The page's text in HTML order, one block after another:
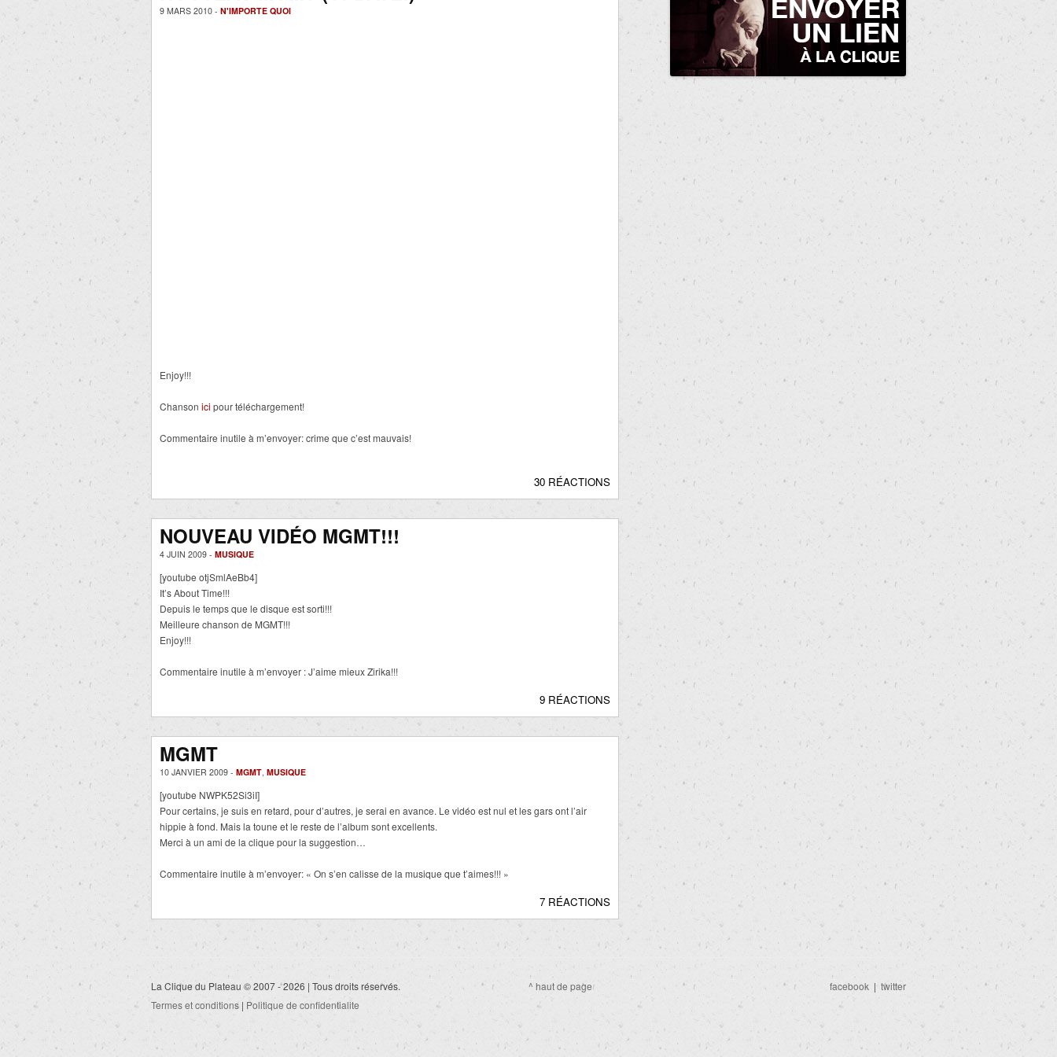
9 MARS 2010 - N'IMPORTE QUOI
Enjoy!!!
Chanson ici pour téléchargement!
Commentaire inutile à m’envoyer: crime que c’est mauvais!
30 RÉACTIONS
NOUVEAU VIDÉO MGMT!!!
4 JUIN 2009 - MUSIQUE
[youtube otjSmlAeBb4]
It’s About Time!!!
Depuis le temps que le disque est sorti!!!
Meilleure chanson de MGMT!!!
Enjoy!!!
Commentaire inutile à m’envoyer : J’aime mieux Zirika!!!
9 RÉACTIONS
MGMT
10 JANVIER 2009 - MGMT, MUSIQUE
[youtube NWPK52Si3iI]
Pour certains, je suis en retard, pour d’autres, je serai en avance. Le vidéo est nul et les gars ont l’air
hippie à fond. Mais la toune et le reste de l’album sont excellents.
Merci à un ami de la clique pour la suggestion…
Commentaire inutile à m’envoyer: « On s’en calisse de la musique que t’aimes!!! »
7 RÉACTIONS
La Clique du Plateau © 2007 - 2026 | Tous droits réservés.
Termes et conditions | Politique de confidentialite
^ haut de page facebook | twitter